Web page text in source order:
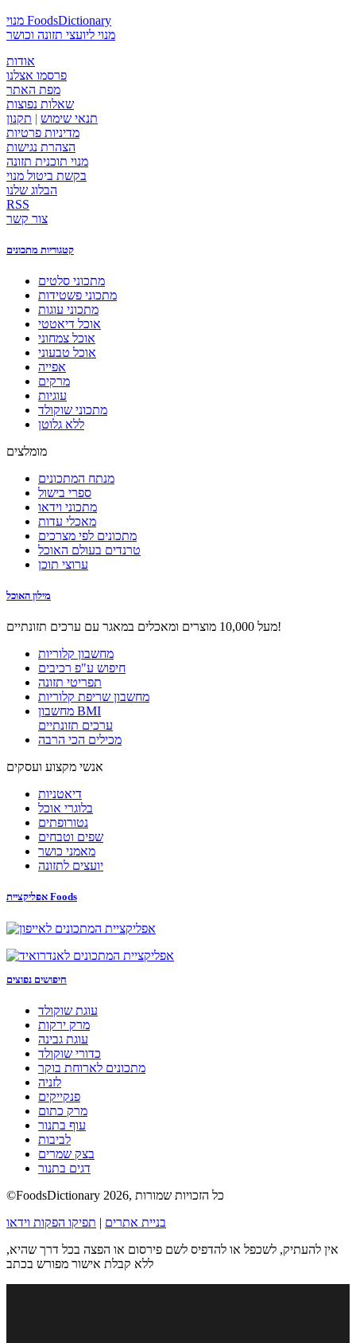
מנוי FoodsDictionary
מנוי ליועצי תזונה וכושר
אודות
פרסמו אצלנו
מפת האתר
שאלות נפוצות
תנאי שימוש | תקנון
מדיניות פרטיות
הצהרת נגישות
מנוי תוכנית תזונה
בקשת ביטול מנוי
הבלוג שלנו
RSS
צור קשר
קטגוריות מתכונים
מתכוני סלטים
מתכוני פשטידות
מתכוני עוגות
אוכל דיאטטי
אוכל צמחוני
אוכל טבעוני
אפייה
מרקים
עוגיות
מתכוני שוקולד
ללא גלוטן
מומלצים
מנתח המתכונים
ספרי בישול
מתכוני וידאו
מאכלי עדות
מתכונים לפי מצרכים
טרנדים בעולם האוכל
ערוצי תוכן
מילון האוכל
מעל 10,000 מוצרים ומאכלים במאגר עם ערכים תזונתיים!
מחשבון קלוריות
חיפוש ע"פ רכיבים
תפריטי תזונה
מחשבון שריפת קלוריות
מחשבון BMI
ערכים תזונתיים
מכילים הכי הרבה
אנשי מקצוע ועסקים
דיאטניות
בלוגרי אוכל
נטורופתים
שפים וטבחים
מאמני כושר
יועצים לתזונה
אפליקציית Foods
חיפושים נפוצים
עוגת שוקולד
מרק ירקות
עוגת גבינה
כדורי שוקולד
מתכונים לארוחת בוקר
לזניה
פנקייקים
מרק כתום
עוף בתנור
לביבות
בצק שמרים
דגים בתנור
©FoodsDictionary 2026, כל הזכויות שמורות
בניית אתרים | תפיקו הפקות וידאו
אין להעתיק, לשכפל או להדפיס לשם פירסום או הפצה בכל דרך שהיא,
ללא קבלת אישור מפורש בכתב